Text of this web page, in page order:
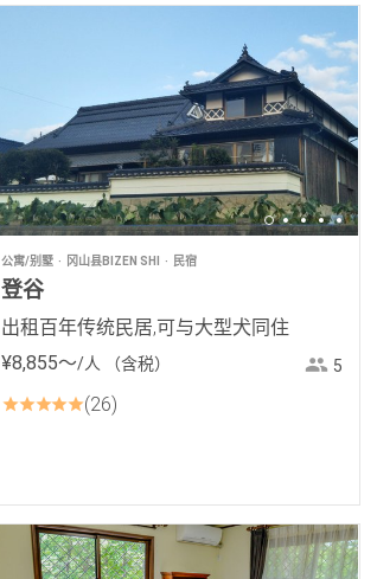
公寓/别墅 冈山县BIZEN SHI 民宿
登谷
出租百年传统民居,可与大型犬同住
¥8,855〜/人 （含税） 5
26